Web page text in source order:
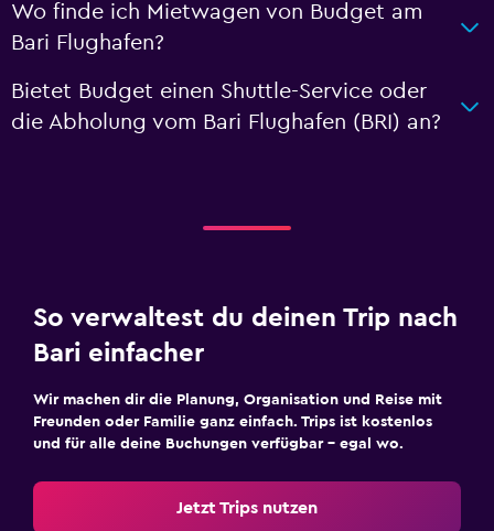
Wo finde ich Mietwagen von Budget am
Bari Flughafen?
Bietet Budget einen Shuttle-Service oder
die Abholung vom Bari Flughafen (BRI) an?
So verwaltest du deinen Trip nach
Bari einfacher
Wir machen dir die Planung, Organisation und Reise mit
Freunden oder Familie ganz einfach. Trips ist kostenlos
und für alle deine Buchungen verfügbar – egal wo.
Jetzt Trips nutzen